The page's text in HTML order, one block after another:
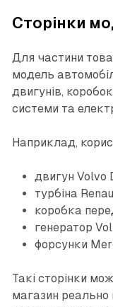
Сторінки
Для частини
модель
двигунів,
системи та
Наприклад,
двигун Volvo
турбіна
коробка
генератор
форсунки
Такі сторінки
магазин реально